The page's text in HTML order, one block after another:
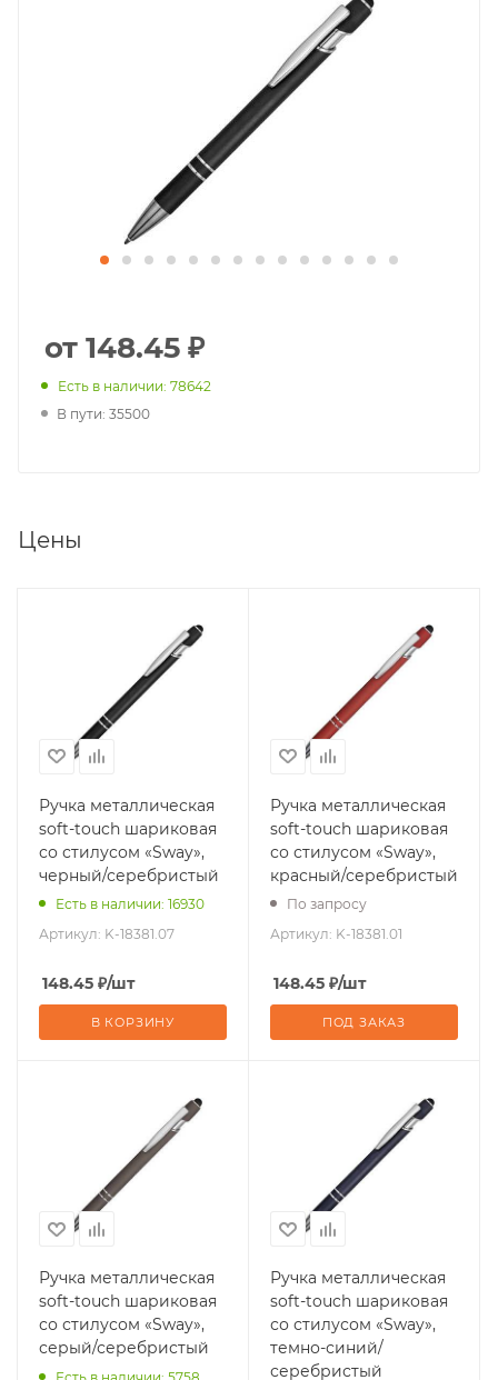
от 148.45 ₽
Есть в наличии: 78642
В пути: 35500
Цены
Ручка металлическая
soft-touch шариковая
со стилусом «Sway»,
черный/серебристый
Есть в наличии: 16930
Артикул: K-18381.07
148.45 ₽/шт
В КОРЗИНУ
Ручка металлическая
soft-touch шариковая
со стилусом «Sway»,
красный/серебристый
По запросу
Артикул: K-18381.01
148.45 ₽/шт
ПОД ЗАКАЗ
Ручка металлическая
soft-touch шариковая
со стилусом «Sway»,
серый/серебристый
Ручка металлическая
soft-touch шариковая
со стилусом «Sway»,
темно-синий/
серебристый